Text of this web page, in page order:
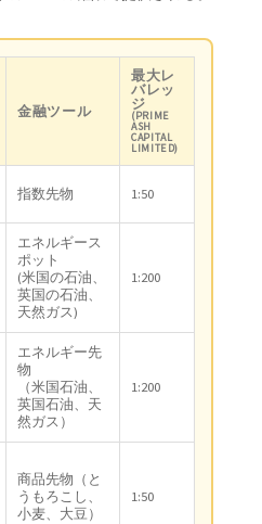
金融ツール
最大レ
バレッ
ジ
(PRIME
ASH
CAPITAL
LIMITED)
指数先物 1:50
エネルギース
ポット
(米国の石油、
英国の石油、
天然ガス)
1:200
エネルギー先
物
（米国石油、
英国石油、天
然ガス）
1:200
商品先物（と
うもろこし、
小麦、大豆）
1:50